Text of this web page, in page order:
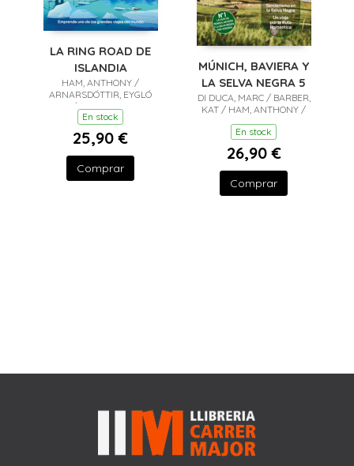
LA RING ROAD DE
ISLANDIA
HAM, ANTHONY /
ARNARSDÓTTIR, EYGLÓ
SVALA / AVERBUCK, ALEXIS
/ BREMNER, JADE
En stock
25,90 €
Comprar
MÚNICH, BAVIERA Y
LA SELVA NEGRA 5
DI DUCA, MARC / BARBER,
KAT / HAM, ANTHONY /
WALKER, KERRY
En stock
26,90 €
Comprar